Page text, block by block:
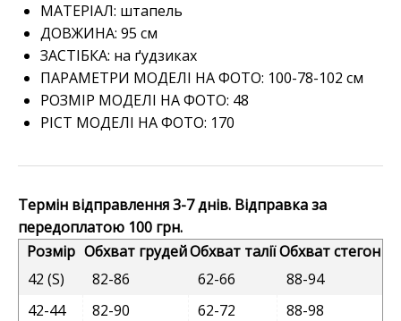
МАТЕРІАЛ: штапель
ДОВЖИНА: 95 см
ЗАСТІБКА: на ґудзиках
ПАРАМЕТРИ МОДЕЛІ НА ФОТО: 100-78-102 см
РОЗМІР МОДЕЛІ НА ФОТО: 48
РІСТ МОДЕЛІ НА ФОТО: 170
Термін відправлення 3-7 днів. Відправка за
передоплатою 100 грн.
Розмір Обхват грудейОбхват талії Обхват стегон
42 (S)
82-86 62-66
88-94
42-44
82-90 62-72
88-98